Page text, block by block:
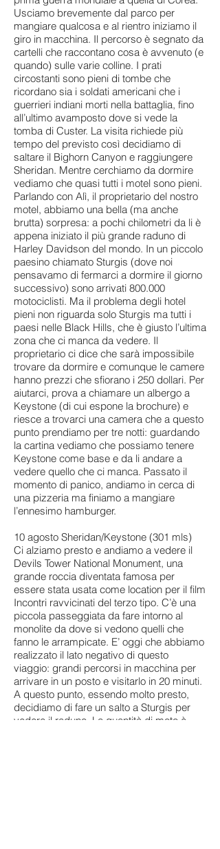
Usciamo brevemente dal parco per
mangiare qualcosa e al rientro iniziamo il
giro in macchina. Il percorso è segnato da
cartelli che raccontano cosa è avvenuto (e
quando) sulle varie colline. I prati
circostanti sono pieni di tombe che
ricordano sia i soldati americani che i
guerrieri indiani morti nella battaglia, fino
all’ultimo avamposto dove si vede la
tomba di Custer. La visita richiede più
tempo del previsto così decidiamo di
saltare il Bighorn Canyon e raggiungere
Sheridan. Mentre cerchiamo da dormire
vediamo che quasi tutti i motel sono pieni.
Parlando con Alì, il proprietario del nostro
motel, abbiamo una bella (ma anche
brutta) sorpresa: a pochi chilometri da li è
appena iniziato il più grande raduno di
Harley Davidson del mondo. In un piccolo
paesino chiamato Sturgis (dove noi
pensavamo di fermarci a dormire il giorno
successivo) sono arrivati 800.000
motociclisti. Ma il problema degli hotel
pieni non riguarda solo Sturgis ma tutti i
paesi nelle Black Hills, che è giusto l’ultima
zona che ci manca da vedere. Il
proprietario ci dice che sarà impossibile
trovare da dormire e comunque le camere
hanno prezzi che sfiorano i 250 dollari. Per
aiutarci, prova a chiamare un albergo a
Keystone (di cui espone la brochure) e
riesce a trovarci una camera che a questo
punto prendiamo per tre notti: guardando
la cartina vediamo che possiamo tenere
Keystone come base e da li andare a
vedere quello che ci manca. Passato il
momento di panico, andiamo in cerca di
una pizzeria ma finiamo a mangiare
l’ennesimo hamburger.
10 agosto Sheridan/Keystone (301 mls)
Ci alziamo presto e andiamo a vedere il
Devils Tower National Monument, una
grande roccia diventata famosa per
essere stata usata come location per il film
Incontri ravvicinati del terzo tipo. C’è una
piccola passeggiata da fare intorno al
monolite da dove si vedono quelli che
fanno le arrampicate. E’ oggi che abbiamo
realizzato il lato negativo di questo
viaggio: grandi percorsi in macchina per
arrivare in un posto e visitarlo in 20 minuti.
A questo punto, essendo molto presto,
decidiamo di fare un salto a Sturgis per
vedere il raduno. La quantità di moto è